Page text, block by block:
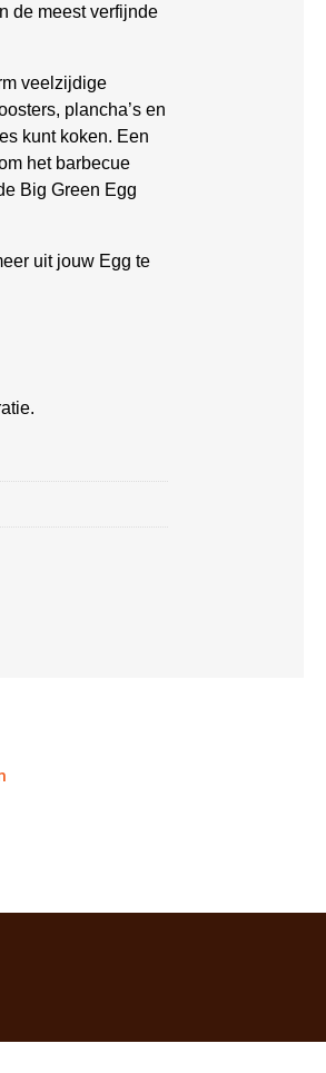
de meest verfijnde
veelzijdige
plancha’s en
kunt koken. Een
het barbecue
Big Green Egg
uit jouw Egg te